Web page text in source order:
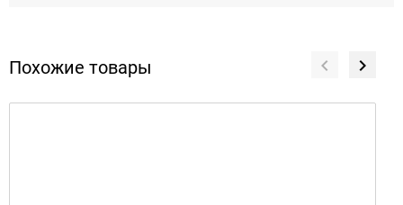
Похожие товары